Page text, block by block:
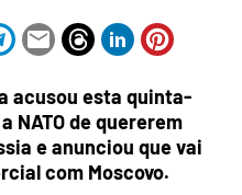
acusou esta quinta-
NATO de quererem
e anunciou que vai
com Moscovo.